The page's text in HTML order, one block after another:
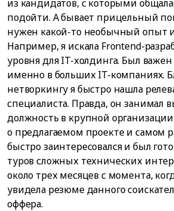
из кандидатов, с которыми
подойти. А бывает прицельный
нужен какой-то необычный опыт
Например, я искала Frontend-
уровня для IT-холдинга. Был
именно в больших IT-компаниях.
нетворкингу я быстро нашла
специалиста. Правда, он занимал
должность в крупной
о предлагаемом проекте и самом
быстро заинтересовался и был
туров сложных технических
около трех месяцев с момента,
увидела резюме данного
оффера.